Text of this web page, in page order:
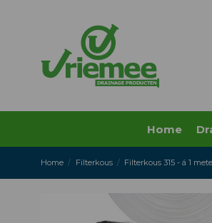
Home
Home Filterkous Filterkous 315 - á 1